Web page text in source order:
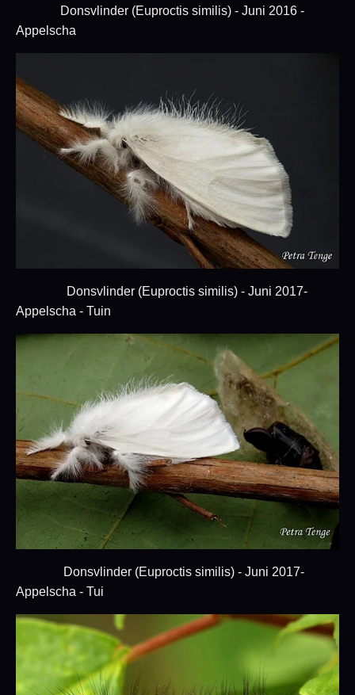
Donsvlinder (Euproctis similis) - Juni 2016 -
Appelscha
Donsvlinder (Euproctis similis) - Juni 2017-
Appelscha - Tuin
Donsvlinder (Euproctis similis) - Juni 2017-
Appelscha - Tui